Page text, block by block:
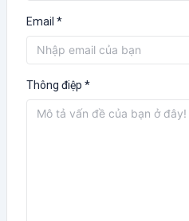
Email *
Thông điệp *